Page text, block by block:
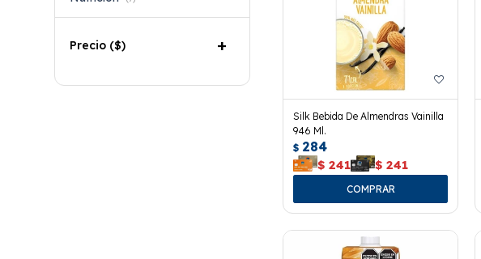
Silk Bebida De Almendras Vainilla
946 Ml.
$ 284
$ 241 $ 241
Precio ($)